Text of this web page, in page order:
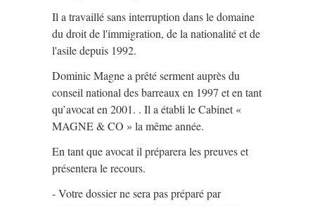
Il a travaillé sans interruption dans le domaine
du droit de l'immigration, de la nationalité et de
l'asile depuis 1992.
Dominic Magne a prêté serment auprès du
conseil national des barreaux en 1997 et en tant
qu’avocat en 2001. . Il a établi le Cabinet «
MAGNE & CO » la même année.
En tant que avocat il préparera les preuves et
présentera le recours.
- Votre dossier ne sera pas préparé par